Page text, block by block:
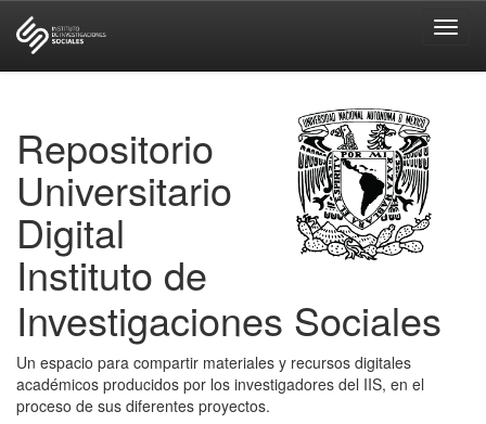
Repositorio
Universitario
Digital
Instituto de
Investigaciones Sociales
Un espacio para compartir materiales y recursos digitales
académicos producidos por los investigadores del IIS, en el
proceso de sus diferentes proyectos.